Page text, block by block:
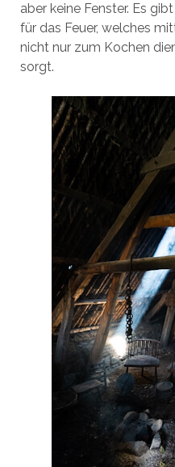
aber keine Fenster. Es
für das Feuer, welches
nicht nur zum Kochen
sorgt.